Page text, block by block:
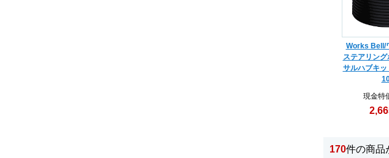
Works Bell/
ステアリン
サルハブキッ
現金特
170件の商品